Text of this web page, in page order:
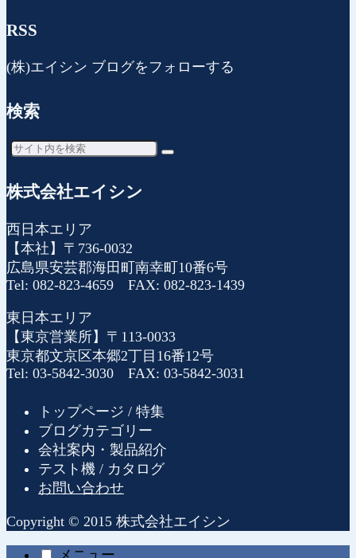
RSS
(株)エイシン ブログをフォローする
検索
株式会社エイシン
西日本エリア
【本社】〒736-0032
広島県安芸郡海田町南幸町10番6号
Tel: 082-823-4659 FAX: 082-823-1439
東日本エリア
【東京営業所】〒113-0033
東京都文京区本郷2丁目16番12号
Tel: 03-5842-3030 FAX: 03-5842-3031
トップページ / 特集
ブログカテゴリー
会社案内・製品紹介
テスト機 / カタログ
お問い合わせ
Copyright © 2015 株式会社エイシン